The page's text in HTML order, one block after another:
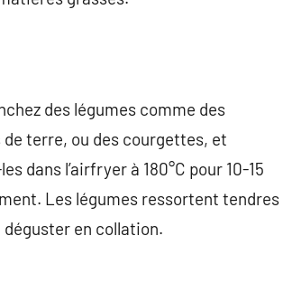
des légumes comme des
terre, ou des courgettes, et
dans l’airfryer à 180°C pour 10-15
Les légumes ressortent tendres
en collation.